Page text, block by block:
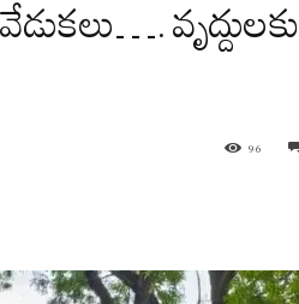
వృద్దులకు
96